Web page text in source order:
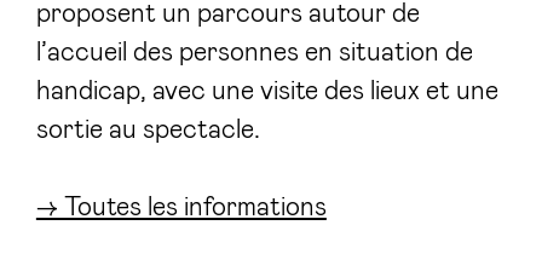
proposent un parcours autour de
l’accueil des personnes en situation de
handicap, avec une visite des lieux et une
sortie au spectacle.
→ Toutes les informations